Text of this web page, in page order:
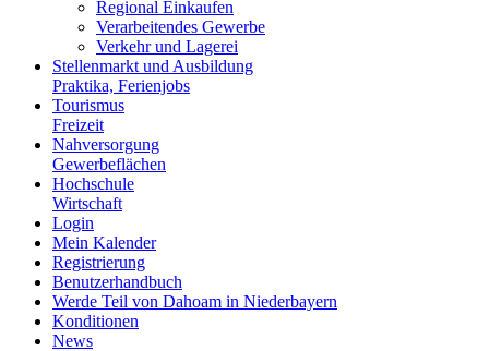
Regional Einkaufen
Verarbeitendes Gewerbe
Verkehr und Lagerei
Stellenmarkt und Ausbildung
Praktika, Ferienjobs
Tourismus
Freizeit
Nahversorgung
Gewerbeflächen
Hochschule
Wirtschaft
Login
Mein Kalender
Registrierung
Benutzerhandbuch
Werde Teil von Dahoam in Niederbayern
Konditionen
News